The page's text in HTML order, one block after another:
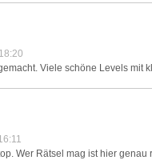
Viele schöne Levels
Wer Rätsel mag ist hier